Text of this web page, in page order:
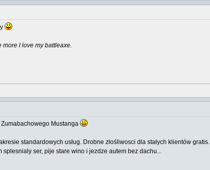
more I love my battleaxe.
Mustanga
standardowych usług. Drobne złośliwosci dla stałych klientów gratis.
splesnialy ser, pije stare wino i jezdze autem bez dachu...